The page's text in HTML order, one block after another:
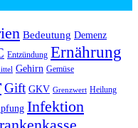
Bedeutung Demenz
Entzündung Ernährung
Gehirn Gemüse
Gift GKV Grenzwert Heilung
Infektion